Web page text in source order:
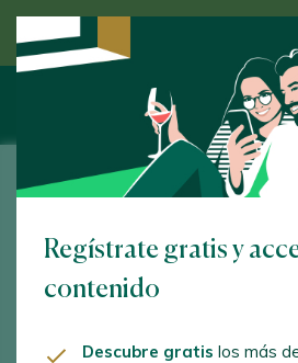
Descubre el vino de la
Bodega Los Villalones
Médico Luis Peralta, 2.
isidoro@sierrahidalga.com
Regístrate gratis y
contenido
Descubre gratis los más